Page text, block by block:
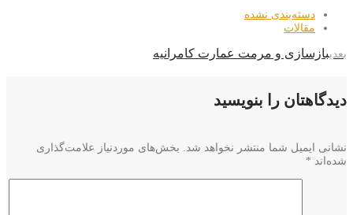
دسته‌بندی نشده
مقالات
بعدیبازسازی و مرمت عمارت کامرانیه
دیدگاهتان را بنویسید
نشانی ایمیل شما منتشر نخواهد شد.
بخش‌های موردنیاز علامت‌گذاری
شده‌اند *